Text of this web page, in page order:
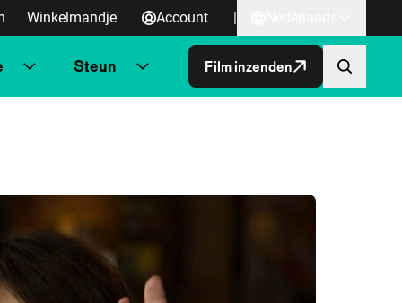
Winkelmandje Account |
Steun Film inzenden